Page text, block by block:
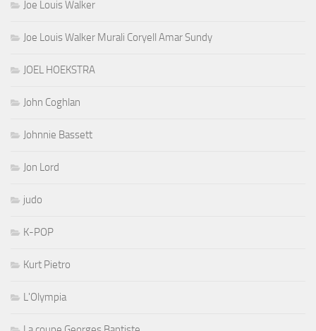
Joe Louis Walker
Joe Louis Walker Murali Coryell Amar Sundy
JOEL HOEKSTRA
John Coghlan
Johnnie Bassett
Jon Lord
judo
K-POP
Kurt Pietro
L'Olympia